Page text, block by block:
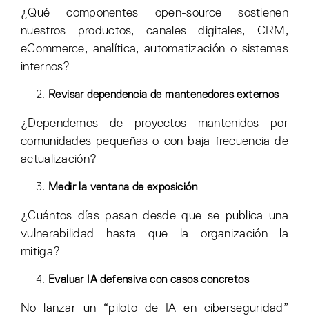
¿Qué componentes open-source sostienen
nuestros productos, canales digitales, CRM,
eCommerce, analítica, automatización o sistemas
internos?
Revisar dependencia de mantenedores externos
¿Dependemos de proyectos mantenidos por
comunidades pequeñas o con baja frecuencia de
actualización?
Medir la ventana de exposición
¿Cuántos días pasan desde que se publica una
vulnerabilidad hasta que la organización la
mitiga?
Evaluar IA defensiva con casos concretos
No lanzar un “piloto de IA en ciberseguridad”